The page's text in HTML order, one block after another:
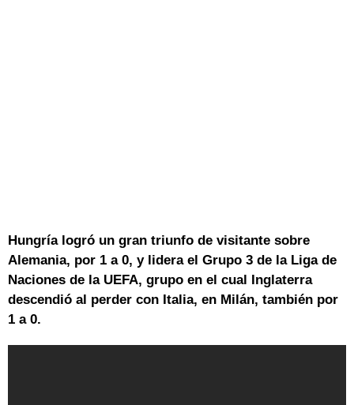
Hungría logró un gran triunfo de visitante sobre
Alemania, por 1 a 0, y lidera el Grupo 3 de la Liga de
Naciones de la UEFA, grupo en el cual Inglaterra
descendió al perder con Italia, en Milán, también por
1 a 0.